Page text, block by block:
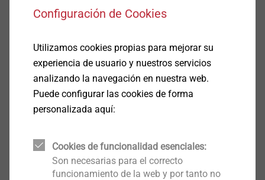
Guia-de-seleccion-de-cubreondas-orkan_es.pdf
MB
Inglés
Seleccione la variante de producto adecuada
Configuración de Cookies
Utilizamos cookies propias para mejorar su
experiencia de usuario y nuestros servicios
analizando la navegación en nuestra web.
Puede configurar las cookies de forma
personalizada aquí:
Cookies de funcionalidad esenciales:
Son necesarias para el correcto
funcionamiento de la web y por tanto no